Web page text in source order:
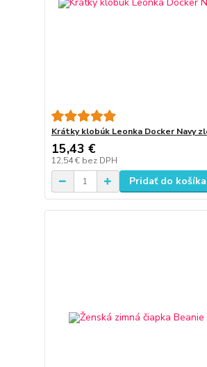
Krátky klobúk Leonka Docker Navy
15,43 €
12,54 € bez DPH
Pridať do košíka